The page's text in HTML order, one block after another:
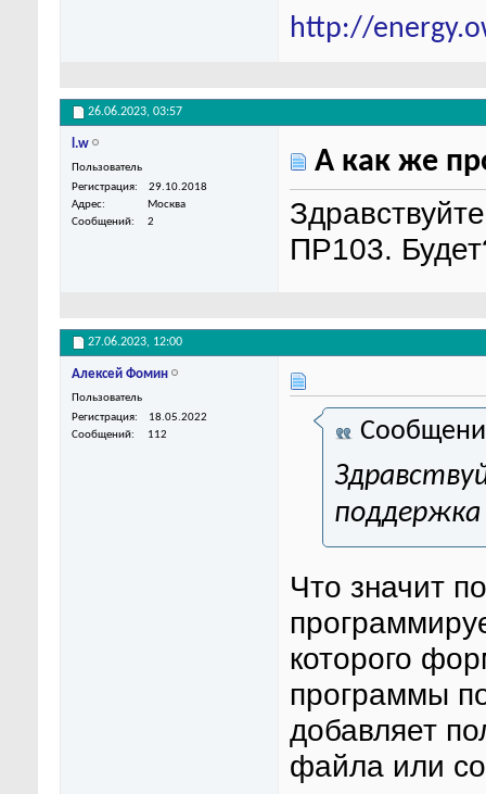
http://
26.06.2023, 03:57
l.w
Пользователь
Регистрация
29.10.2018
Адрес
Москва
Сообщений
2
А как же
ПР103.
27.06.2023, 12:00
Алексей Фомин
Пользователь
Регистрация
18.05.2022
Сообщений
112
Что значит
которого
программы
добавляет
файла или